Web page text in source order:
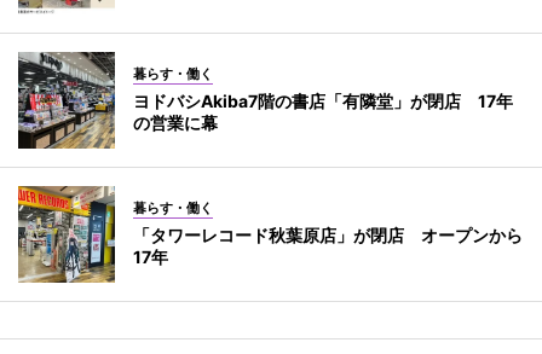
暮らす・働く
ヨドバシAkiba7階の書店「有隣堂」が閉店 17年
の営業に幕
暮らす・働く
「タワーレコード秋葉原店」が閉店 オープンから
17年